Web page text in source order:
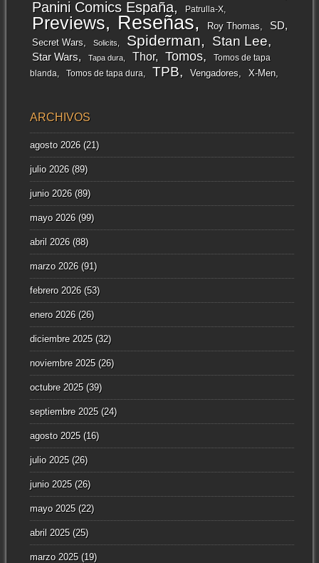
Panini Comics España Patrulla-X
Previews Reseñas Roy Thomas SD
Secret Wars Solicits Spiderman Stan Lee
Star Wars Tapa dura Thor Tomos
Tomos de tapa
blanda
Tomos de tapa dura TPB Vengadores X-Men
ARCHIVOS
agosto 2026(21)
julio 2026(89)
junio 2026(89)
mayo 2026(99)
abril 2026(88)
marzo 2026(91)
febrero 2026(53)
enero 2026(26)
diciembre 2025(32)
noviembre 2025(26)
octubre 2025(39)
septiembre 2025(24)
agosto 2025(16)
julio 2025(26)
junio 2025(26)
mayo 2025(22)
abril 2025(25)
marzo 2025(19)